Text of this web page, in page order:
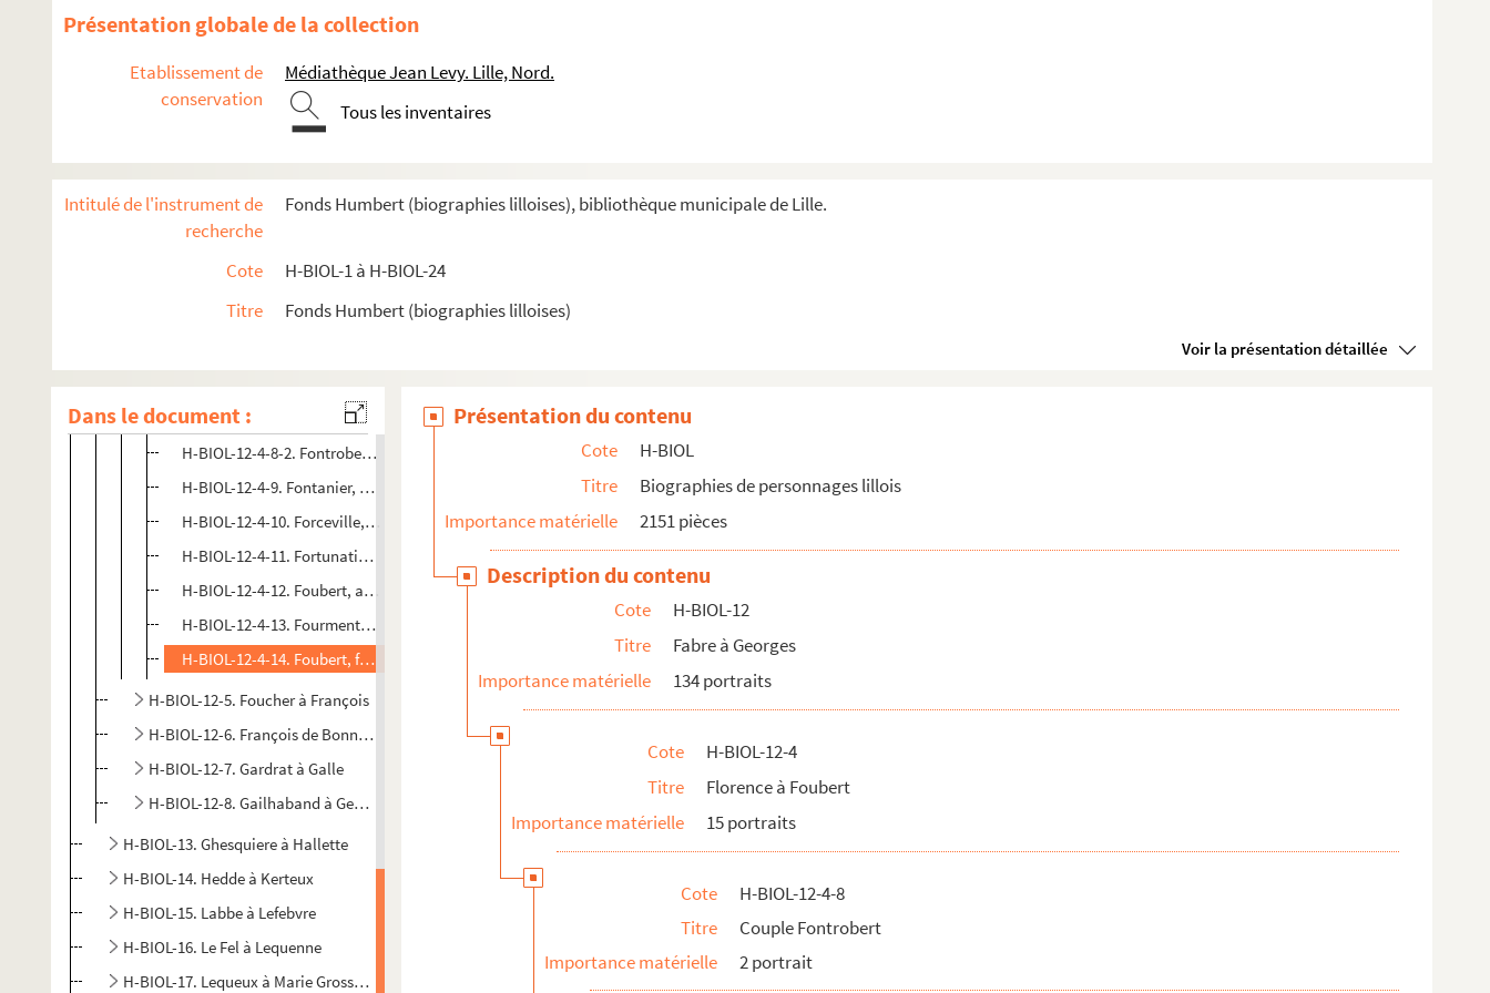
Présentation globale de la collection
Etablissement de
conservation
Médiathèque Jean Levy. Lille, Nord.
Tous les inventaires
Intitulé de l'instrument de
recherche
Fonds Humbert (biographies lilloises), bibliothèque municipale de Lille.
Cote
H-BIOL-1 à H-BIOL-24
Titre
Fonds Humbert (biographies lilloises)
Voir la présentation détaillée
Dans le document :
H-BIOL-12-2. Fauvel à Feutry
H-BIOL-12-3. Félanis à Flinois
H-BIOL-12-4. Florence à Foubert
H-BIOL-12-4-1. Florence Aloys, abbé, professeur
H-BIOL-12-4-3. Fouret Sophie, ouvrière
H-BIOL-12-4-4. Foissey Théophile, maître d'école
H-BIOL-12-4-5. Fockedey, famille
H-BIOL-12-4-6. Folet, docteur
H-BIOL-12-4-8. Couple Fontrobert
H-BIOL-12-4-8-1. Fontrobert, écrivain
H-BIOL-12-4-8-2. Fontrobert Madame, chanteuse
H-BIOL-12-4-9. Fontanier, ex-boulanger
H-BIOL-12-4-10. Forceville, conseiller municipal
H-BIOL-12-4-11. Fortunatien C.C., religieux et professeur
H-BIOL-12-4-12. Foubert, artiste peintre
H-BIOL-12-4-13. Fourmentel Louis Auguste Joseph, prêtre
H-BIOL-12-4-14. Foubert, fabricant de cercueils
H-BIOL-12-5. Foucher à François
H-BIOL-12-6. François de Bonne Espérence à Fruchard
H-BIOL-12-7. Gardrat à Galle
H-BIOL-12-8. Gailhaband à Georges
H-BIOL-13. Ghesquiere à Hallette
H-BIOL-14. Hedde à Kerteux
H-BIOL-15. Labbe à Lefebvre
H-BIOL-16. Le Fel à Lequenne
H-BIOL-17. Lequeux à Marie Grosse-Tête
Présentation du contenu
Cote
H-BIOL
Titre
Biographies de personnages lillois
Importance matérielle
2151 pièces
Description du contenu
Cote
H-BIOL-12
Titre
Fabre à Georges
Importance matérielle
134 portraits
Cote
H-BIOL-12-4
Titre
Florence à Foubert
Importance matérielle
15 portraits
Cote
H-BIOL-12-4-8
Titre
Couple Fontrobert
Importance matérielle
2 portrait